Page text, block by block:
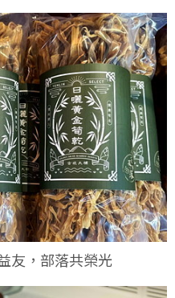
友，部落共榮光